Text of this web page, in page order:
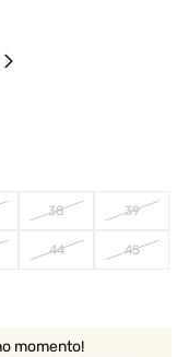
38 39
44 45
momento!